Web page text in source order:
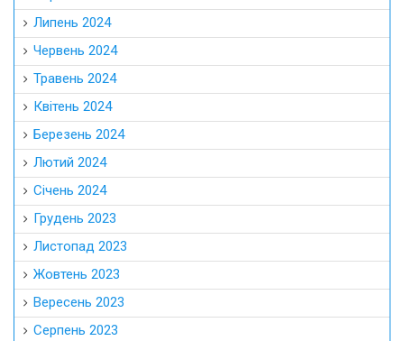
Липень 2024
Червень 2024
Травень 2024
Квітень 2024
Березень 2024
Лютий 2024
Січень 2024
Грудень 2023
Листопад 2023
Жовтень 2023
Вересень 2023
Серпень 2023